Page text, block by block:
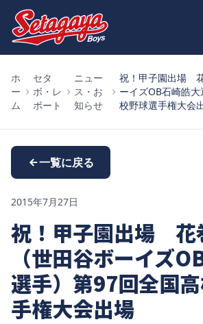
ホ
ー
ム
セタ
ボ・レ
ポート
ニュー
ス・お
知らせ
祝！甲子園出場
ーイズOB石崎皓
校野球選手権大会
一覧に戻る
2015年7月27日
祝！甲子園出場 花
（世田谷ボーイズ
選手）第97回全国
手権大会出場